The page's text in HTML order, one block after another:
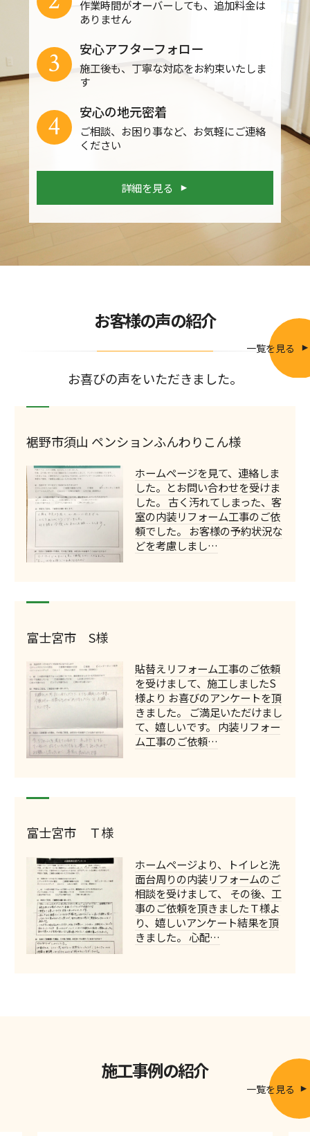
作業時間がオーバーしても、追加料金は
ありません
安心アフターフォロー
施工後も、丁寧な対応をお約束いたしま
す
3
安心の地元密着
ご相談、お困り事など、お気軽にご連絡
ください
4
詳細を見る
お客様の声の紹介
お喜びの声をいただきました。
一覧を見る
裾野市須山 ペンションふんわりこん様
ホームページを見て、連絡しま
した。とお問い合わせを受けま
した。 古く汚れてしまった、客
室の内装リフォーム工事のご依
頼でした。 お客様の予約状況な
どを考慮しまし…
富士宮市 S様
貼替えリフォーム工事のご依頼
を受けまして、施工しましたS
様より お喜びのアンケートを頂
きました。 ご満足いただけまし
て、嬉しいです。 内装リフォー
ム工事のご依頼…
富士宮市 Ｔ様
ホームページより、トイレと洗
面台周りの内装リフォームのご
相談を受けまして、 その後、工
事のご依頼を頂きましたＴ様よ
り、嬉しいアンケート結果を頂
きました。 心配…
施工事例の紹介
一覧を見る